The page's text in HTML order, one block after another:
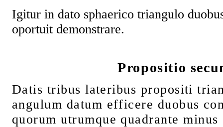
Igitur in dato sphaerico triangulo
oportuit demonstrare.
Propositio
Datis tribus lateribus propositi
angulum datum efficere duobus
quorum utrumque quadrante